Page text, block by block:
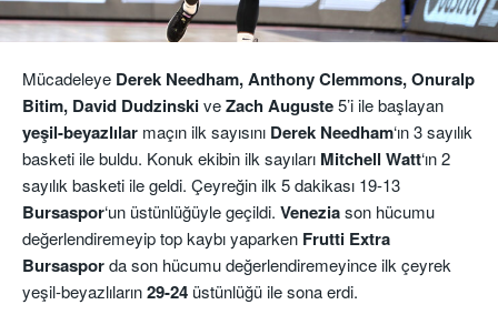
Mücadeleye Derek Needham, Anthony Clemmons, Onuralp
Bitim, David DudzinskiveZach Auguste5’i ile başlayan
yeşil-beyazlılar maçın ilk sayısını Derek Needham‘ın 3 sayılık
basketi ile buldu. Konuk ekibin ilk sayıları Mitchell Watt‘ın 2
sayılık basketi ile geldi. Çeyreğin ilk 5 dakikası 19-13
Bursaspor‘un üstünlüğüyle geçildi. Veneziason hücumu
değerlendiremeyip top kaybı yaparken Frutti Extra
Bursasporda son hücumu değerlendiremeyince ilk çeyrek
yeşil-beyazlıların29-24 üstünlüğü ile sona erdi.